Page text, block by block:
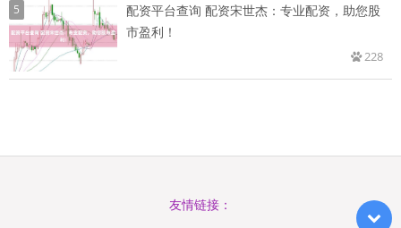
5
配资平台查询 配资宋世杰：专业配资，助您股
市盈利！
228
友情链接：